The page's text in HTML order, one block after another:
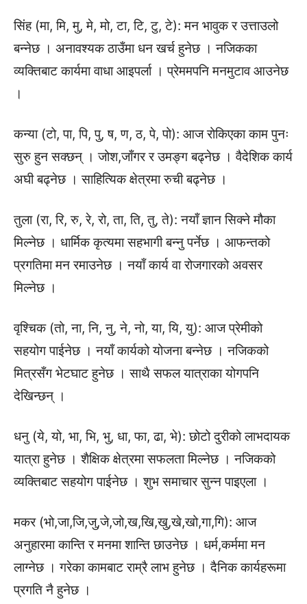
सिंह (मा, मि, मु, मे, मो, टा, टि, टु, टे): मन भावुक र उत्ताउलो
बन्नेछ । अनावश्यक ठाउँमा धन खर्च हुनेछ । नजिकका
व्यक्तिबाट कार्यमा वाधा आइपर्ला । प्रेममपनि मनमुटाव आउनेछ
।
कन्या (टो, पा, पि, पु, ष, ण, ठ, पे, पो): आज रोकिएका काम पुनः
सुरु हुन सक्छन् । जोश,जाँगर र उमङ्ग बढ्नेछ । वैदेशिक कार्य
अघी बढ्नेछ । साहित्यिक क्षेत्रमा रुची बढ्नेछ ।
तुला (रा, रि, रु, रे, रो, ता, ति, तु, ते): नयाँ ज्ञान सिक्ने मौका
मिल्नेछ । धार्मिक कृत्यमा सहभागी बन्नु पर्नेछ । आफन्तको
प्रगतिमा मन रमाउनेछ । नयाँ कार्य वा रोजगारको अवसर
मिल्नेछ ।
वृश्चिक (तो, ना, नि, नु, ने, नो, या, यि, यु): आज प्रेमीको
सहयोग पाईनेछ । नयाँ कार्यको योजना बन्नेछ । नजिकको
मित्रसँग भेटघाट हुनेछ । साथै सफल यात्राका योगपनि
देखिन्छन् ।
धनु (ये, यो, भा, भि, भु, धा, फा, ढा, भे): छोटो दुरीको लाभदायक
यात्रा हुनेछ । शैक्षिक क्षेत्रमा सफलता मिल्नेछ । नजिकको
व्यक्तिबाट सहयोग पाईनेछ । शुभ समाचार सुन्न पाइएला ।
मकर (भो,जा,जि,जु,जे,जो,ख,खि,खु,खे,खो,गा,गि): आज
अनुहारमा कान्ति र मनमा शान्ति छाउनेछ । धर्म,कर्ममा मन
लाग्नेछ । गरेका कामबाट राम्रै लाभ हुनेछ । दैनिक कार्यहरूमा
प्रगति नै हुनेछ ।